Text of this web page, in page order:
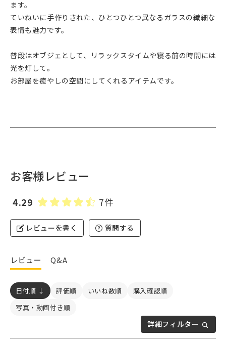
ます。
ていねいに手作りされた、ひとつひとつ異なるガラスの繊細な
表情も魅力です。
普段はオブジェとして、リラックスタイムや寝る前の時間には
光を灯して。
お部屋を癒やしの空間にしてくれるアイテムです。
お客様レビュー
4.29 7件
レビューを書く 質問する
レビュー Q&A
詳細フィルター
日付順 ↓ 評価順 いいね数順
購入確認順
写真・動画付き順